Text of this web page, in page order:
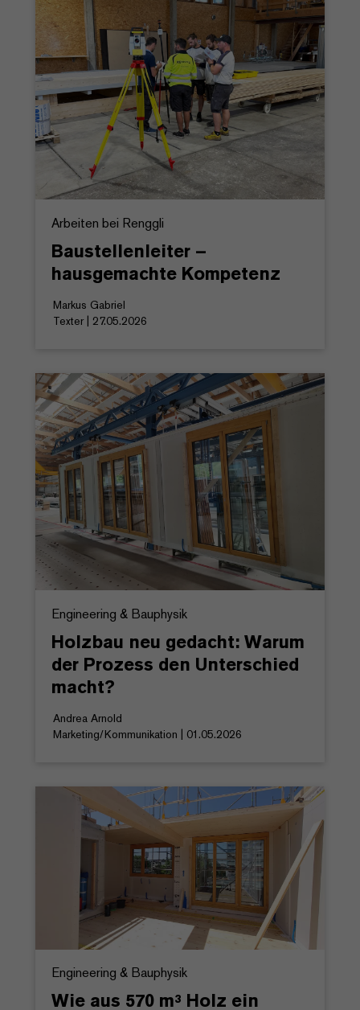
Arbeiten bei Renggli
Baustellenleiter –
hausgemachte Kompetenz
Markus Gabriel
Texter | 27.05.2026
Engineering & Bauphysik
Holzbau neu gedacht: Warum
der Prozess den Unterschied
macht?
Andrea Arnold
Marketing/Kommunikation | 01.05.2026
Engineering & Bauphysik
Wie aus 570 m³ Holz ein